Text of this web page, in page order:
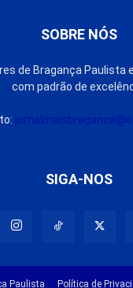
SOBRE NÓS
de Bragança Paulista
com padrão de
SIGA-NOS
Paulista Política de